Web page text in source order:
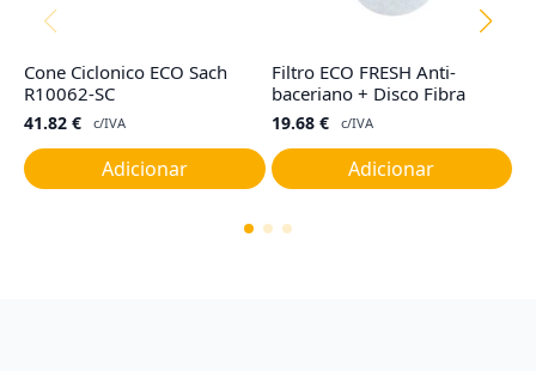
Cone Ciclonico ECO Sach
R10062-SC
41.82 € c/IVA
Adicionar
Filtro ECO FRESH Anti-
baceriano + Disco Fibra
19.68 € c/IVA
Adicionar